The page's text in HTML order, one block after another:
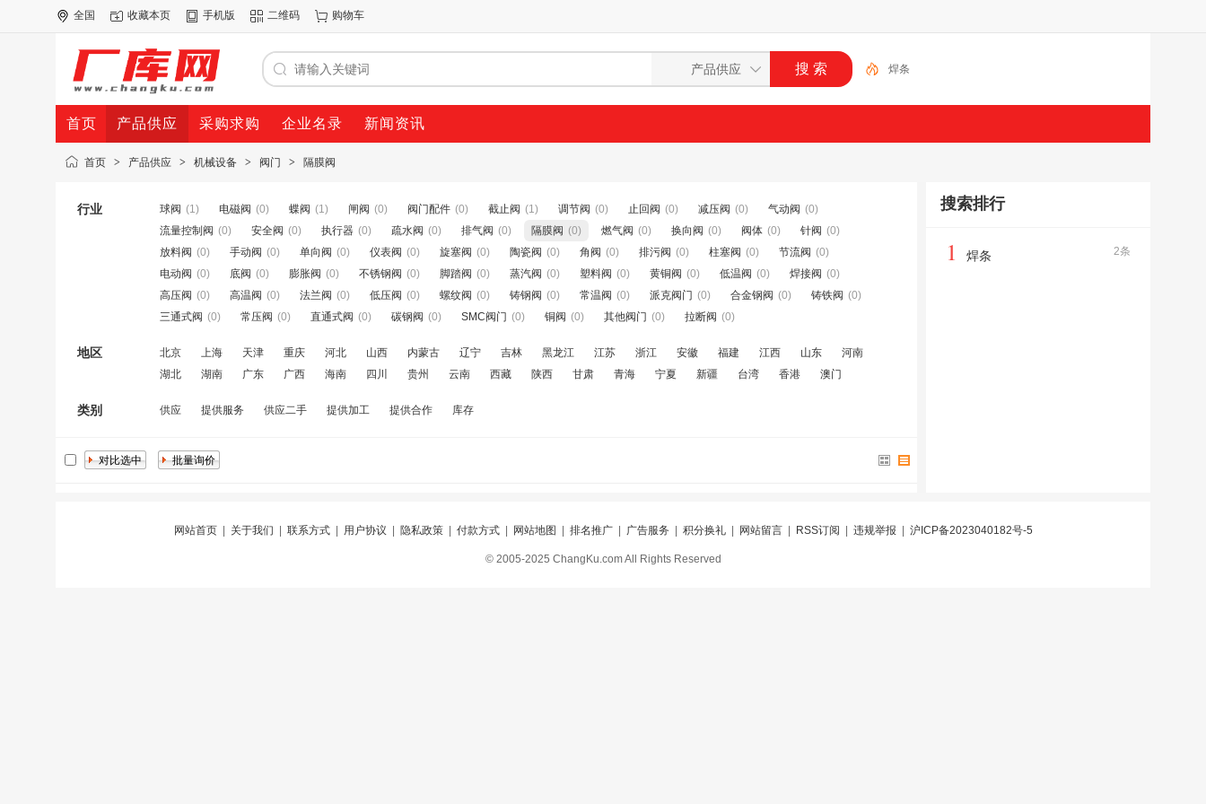
全国 收藏本页 手机版 二维码 购物车
焊条
首页 产品供应 采购求购 企业名录 新闻资讯
首页 > 产品供应 > 机械设备 > 阀门 > 隔膜阀
行业 球阀 (1) 电磁阀 (0) 蝶阀 (1) 闸阀 (0) 阀门配件 (0) 截止阀 (1) 调节阀 (0) 止回阀 (0) 减压阀 (0) 气动阀 (0)
流量控制阀 (0) 安全阀 (0) 执行器 (0) 疏水阀 (0) 排气阀 (0) 隔膜阀 (0) 燃气阀 (0) 换向阀 (0) 阀体 (0) 针阀 (0)
放料阀 (0) 手动阀 (0) 单向阀 (0) 仪表阀 (0) 旋塞阀 (0) 陶瓷阀 (0) 角阀 (0) 排污阀 (0) 柱塞阀 (0) 节流阀 (0)
电动阀 (0) 底阀 (0) 膨胀阀 (0) 不锈钢阀 (0) 脚踏阀 (0) 蒸汽阀 (0) 塑料阀 (0) 黄铜阀 (0) 低温阀 (0) 焊接阀 (0)
高压阀 (0) 高温阀 (0) 法兰阀 (0) 低压阀 (0) 螺纹阀 (0) 铸钢阀 (0) 常温阀 (0) 派克阀门 (0) 合金钢阀 (0) 铸铁阀 (0)
三通式阀 (0) 常压阀 (0) 直通式阀 (0) 碳钢阀 (0) SMC阀门 (0) 铜阀 (0) 其他阀门 (0) 拉断阀 (0)
地区 北京 上海 天津 重庆 河北 山西 内蒙古 辽宁 吉林 黑龙江 江苏 浙江 安徽 福建 江西 山东
河南
湖北
湖南 广东 广西 海南 四川 贵州 云南 西藏 陕西 甘肃 青海 宁夏 新疆 台湾 香港 澳门
类别 供应 提供服务 供应二手 提供加工 提供合作 库存
搜索排行
2条
1 焊条
网站首页| 关于我们 联系方式| 用户协议 隐私政策| 付款方式| 网站地图 排名推广| 广告服务 积分换礼| 网站留言| RSS订阅 违规举报 沪ICP备2023040182号-5
© 2005-2025 ChangKu.com All Rights Reserved